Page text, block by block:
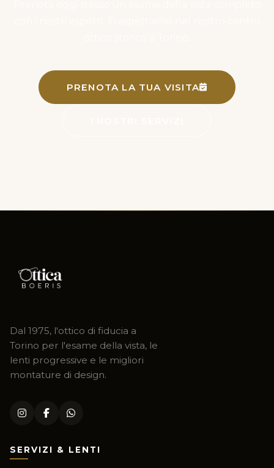
PRENOTA LA TUA VISITA
Dal 1975, l'ottico di fiducia a
Torino per l'esame della vista, le
lenti progressive e le migliori
montature di design.
SERVIZI & LENTI